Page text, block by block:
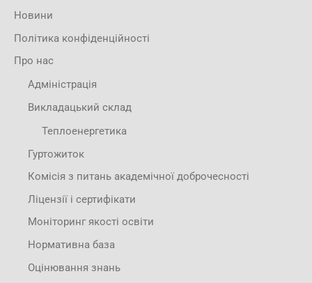
Новини
Політика конфіденційності
Про нас
Адміністрація
Викладацький склад
Теплоенергетика
Гуртожиток
Комісія з питань академічної доброчесності
Ліцензії і сертифікати
Моніторинг якості освіти
Нормативна база
Оцінювання знань